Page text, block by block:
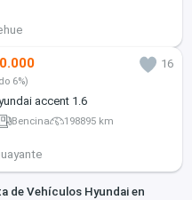
16
6%)
accent 1.6
Bencina 198895 km
de Vehículos Hyundai en